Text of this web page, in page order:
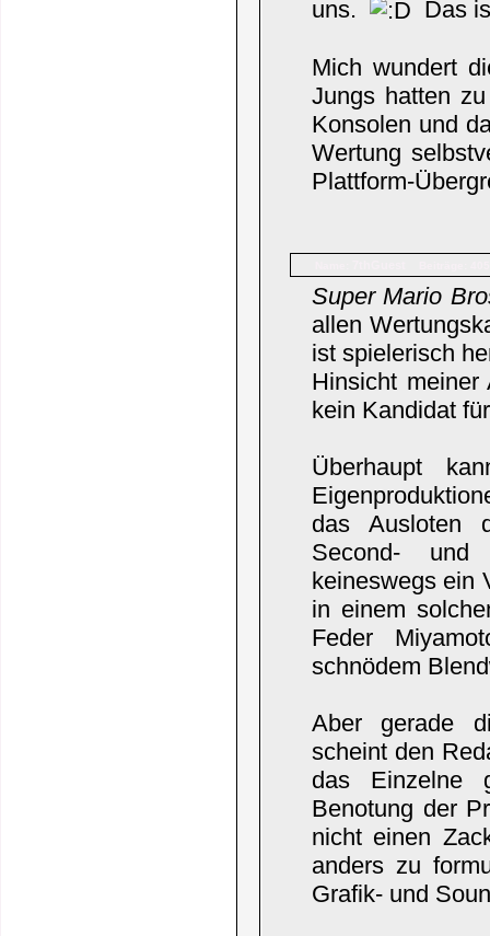
uns. Das
Mich wundert
Jungs hatten
Konsolen und
Wertung
Plattform-
Super Mario
allen
ist spielerisch
Hinsicht
kein Kandidat
Überhaupt
das Ausloten
Second- und
keineswegs ein
in einem
Feder
schnödem
Aber gerade
scheint den
das Einzelne
Benotung der
nicht einen
anders zu
Grafik- und